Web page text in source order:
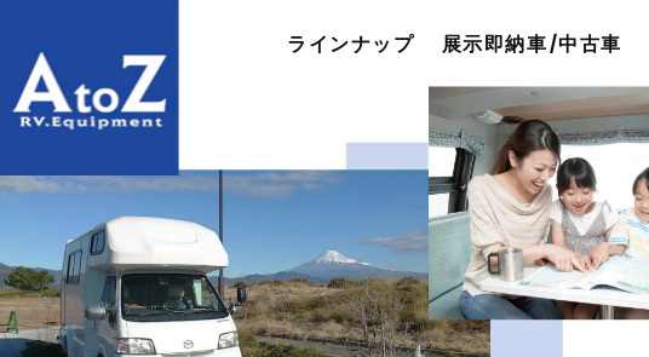
ラインナップ 展示即納車/中古車